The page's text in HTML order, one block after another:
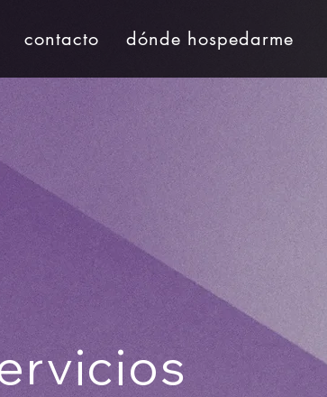
contacto dónde hospedarme